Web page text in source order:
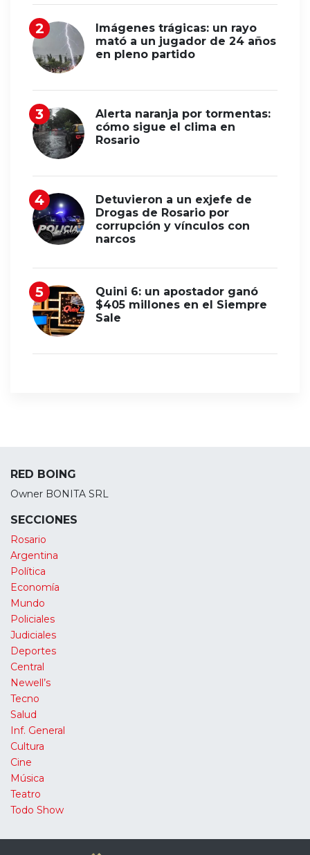
Imágenes trágicas: un rayo
mató a un jugador de 24 años
en pleno partido
Alerta naranja por tormentas:
cómo sigue el clima en
Rosario
Detuvieron a un exjefe de
Drogas de Rosario por
corrupción y vínculos con
narcos
Quini 6: un apostador ganó
$405 millones en el Siempre
Sale
RED BOING
Owner BONITA SRL
SECCIONES
Rosario
Argentina
Política
Economía
Mundo
Policiales
Judiciales
Deportes
Central
Newell’s
Tecno
Salud
Inf. General
Cultura
Cine
Música
Teatro
Todo Show